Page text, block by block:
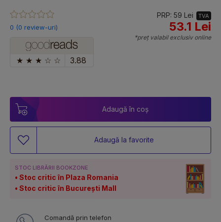
0 (0 review-uri)
★ ★ ★ ☆ ☆ 3.88
PRP: 59 Lei TVA
53.1 Lei
*preț valabil exclusiv online
Adaugă în coș
Adaugă la favorite
STOC LIBRĂRII BOOKZONE
Stoc critic în Plaza Romania
Stoc critic în București Mall
Comandă prin telefon